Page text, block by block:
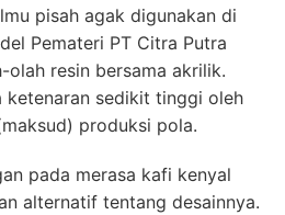
pisah agak digunakan di
Pemateri PT Citra Putra
olah resin bersama akrilik.
ketenaran sedikit tinggi oleh
produksi pola.
pada merasa kafi kenyal
alternatif tentang desainnya.